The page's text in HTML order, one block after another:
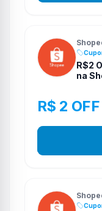
R$2
na
R$ 2 OFF